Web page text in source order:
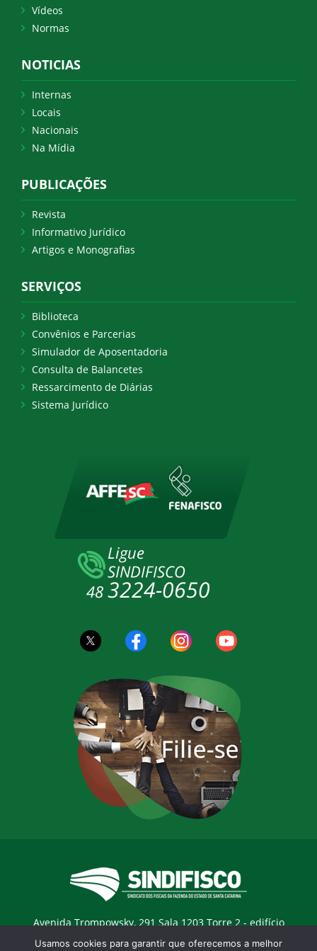
Vídeos
Normas
NOTICIAS
Internas
Locais
Nacionais
Na Mídia
PUBLICAÇÕES
Revista
Informativo Jurídico
Artigos e Monografias
SERVIÇOS
Biblioteca
Convênios e Parcerias
Simulador de Aposentadoria
Consulta de Balancetes
Ressarcimento de Diárias
Sistema Jurídico
Avenida Trompowsky, 291 Sala 1203 Torre 2 - edifício
Trompowsky Corporate - Centro - Florianopólis / SC - CEP:
Usamos cookies para garantir que oferecemos a melhor